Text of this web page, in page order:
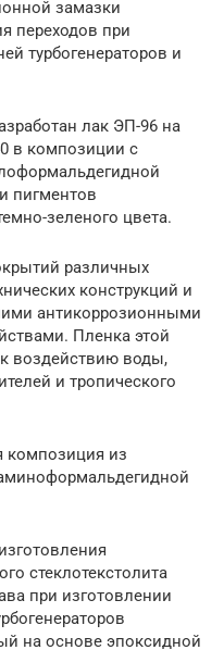
замазки
переходов при
турбогенераторов и
лак ЭП-96 на
в композиции с
пигментов
зеленого цвета.
различных
конструкций и
антикоррозионными
Пленка этой
воздействию воды,
и тропического
композиция из
стеклотекстолита
при изготовлении
на основе эпоксидной